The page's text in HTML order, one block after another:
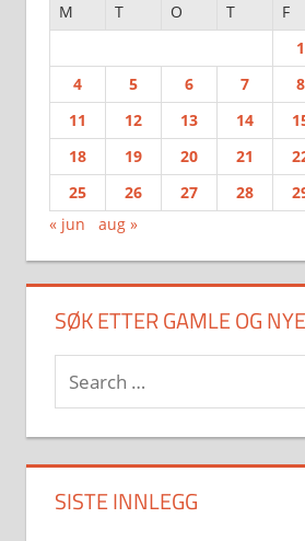
M T O T F
1
4
5 6 7 8
11
12 13 14
18
19 20 21
25
26 27 28
« jun
aug »
SØK ETTER GAMLE OG
Search
for:
SISTE INNLEGG